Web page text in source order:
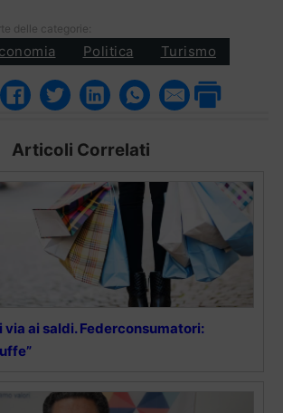
delle categorie:
Politica Turismo
Articoli Correlati
via ai saldi. Federconsumatori: